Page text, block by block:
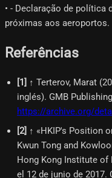
• - Declaração de política
próximas aos aeroportos.
Referências
[1] ↑ Terterov, Marat
inglés). GMB
https://archive.org/
[2] ↑ «HKIP's Position
Kwun Tong and
Hong Kong Institute of
el 12 de junio de 2017.